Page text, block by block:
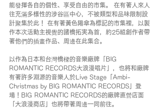
能發揮各自的個性、享受自由的市集。 在有著人來人
往充滿多樣性的涉谷區中心，不被類型和品味限制設
計聚集於此！ 在有著黃色陽傘為標記的市集裡，以製
作本次活動主視覺的諸橋拓実為首，約25組創作者帶
著他們的插畫作品、周邊在此集合。
以作為日本和台灣橋樑的音樂廠牌「BIG
ROMANTIC RECORDS大浪漫唱片」，也將和廠牌
有著許多淵源的音樂人於Live Stage「Ambi-
Christmas by BIG ROMANTIC RECORDS」登
場！BIG ROMANTIC RECORDS的廠牌直營店面
「大浪漫商店」也將帶著周邊一同前往。